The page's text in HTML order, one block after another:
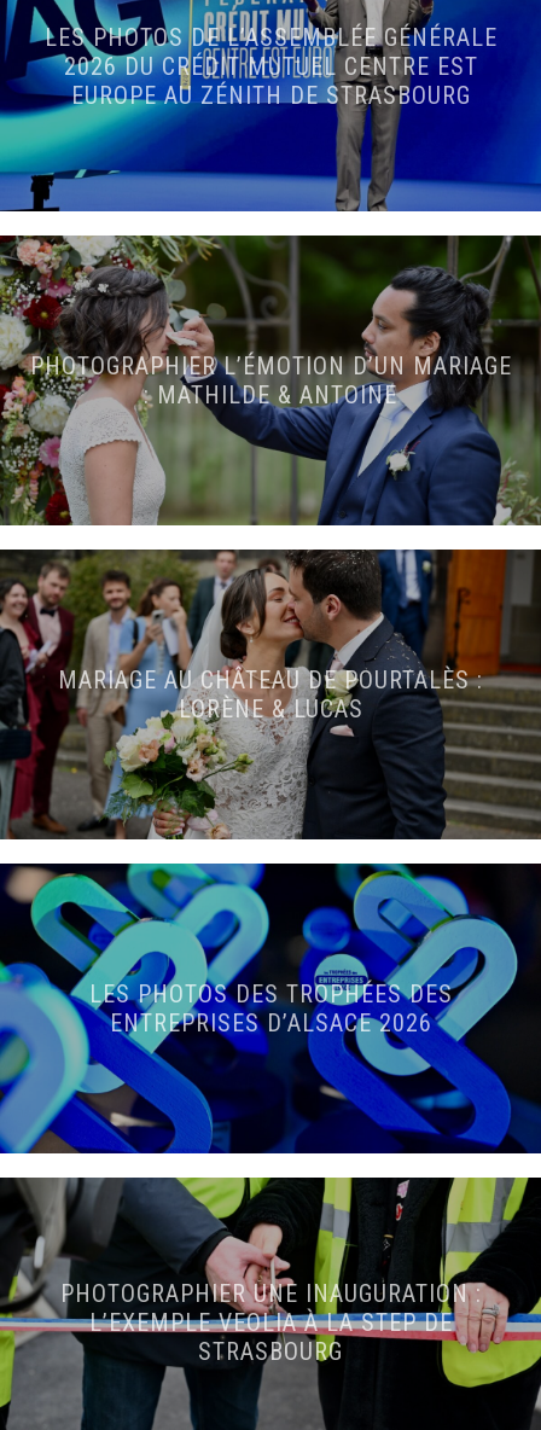
LES PHOTOS DE L’ASSEMBLÉE GÉNÉRALE
2026 DU CRÉDIT MUTUEL CENTRE EST
EUROPE AU ZÉNITH DE STRASBOURG
PHOTOGRAPHIER L’ÉMOTION D’UN MARIAGE
: MATHILDE & ANTOINE
MARIAGE AU CHÂTEAU DE POURTALÈS :
LORÈNE & LUCAS
LES PHOTOS DES TROPHÉES DES
ENTREPRISES D’ALSACE 2026
PHOTOGRAPHIER UNE INAUGURATION :
L’EXEMPLE VEOLIA À LA STEP DE
STRASBOURG